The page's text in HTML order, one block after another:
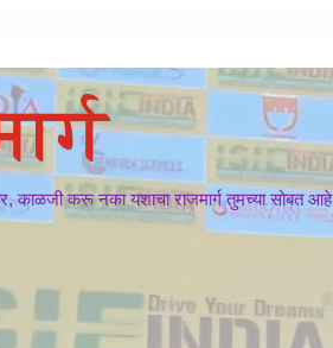
काळजी करू नका यशाचा राजमार्ग तुमच्या सोबत आहे